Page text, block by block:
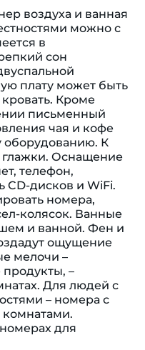
воздуха и ванная
можно с
в
сон
плату может быть
Кроме
письменный
чая и кофе
оборудованию. К
глажки. Оснащение
телефон,
CD-дисков и WiFi.
номера,
колясок. Ванные
и ванной. Фен и
ощущение
мелочи –
–
Для людей с
– номера с
для